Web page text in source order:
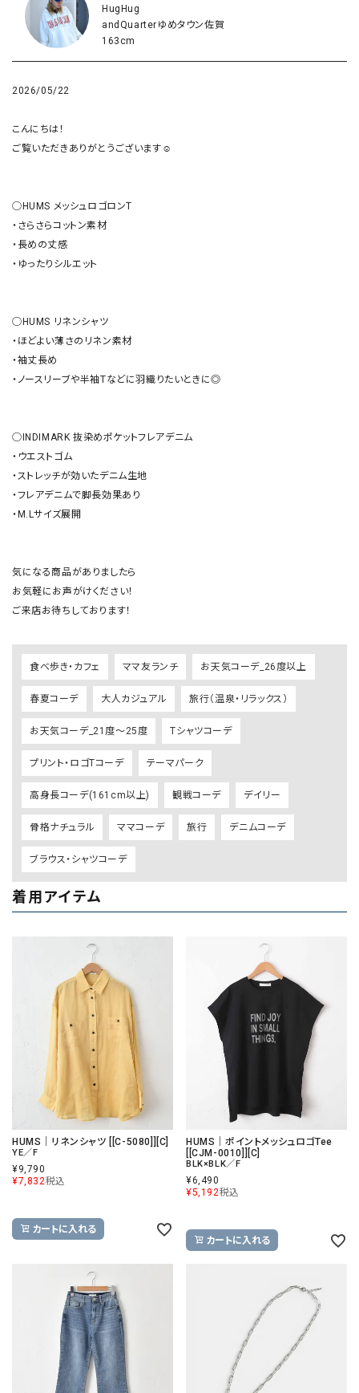
HugHug
andQuarterゆめタウン佐賀
163cm
2026/05/22
こんにちは！
ご覧いただきありがとうございます☺︎
◯HUMS メッシュロゴロンT
・さらさらコットン素材
・長めの丈感
・ゆったりシルエット
◯HUMS リネンシャツ
・ほどよい薄さのリネン素材
・袖丈長め
・ノースリーブや半袖Tなどに羽織りたいときに◎
◯INDIMARK 抜染めポケットフレアデニム
・ウエストゴム
・ストレッチが効いたデニム生地
・フレアデニムで脚長効果あり
・M.Lサイズ展開
気になる商品がありましたら
お気軽にお声がけください！
ご来店お待ちしております！
食べ歩き・カフェ ママ友ランチ お天気コーデ_26度以上
春夏コーデ 大人カジュアル 旅行（温泉・リラックス）
お天気コーデ_21度～25度 Tシャツコーデ
プリント・ロゴTコーデ テーマパーク
高身長コーデ(161cm以上) 観戦コーデ デイリー
骨格ナチュラル ママコーデ 旅行 デニムコーデ
ブラウス・シャツコーデ
着用アイテム
HUMS｜リネンシャツ [[C-5080]][C]
YE／F
¥9,790
¥7,832税込
カートに入れる
HUMS｜ポイントメッシュロゴTee
[[CJM-0010]][C]
BLK×BLK／F
¥6,490
¥5,192税込
カートに入れる